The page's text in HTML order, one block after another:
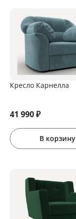
Кресло Карнелла
41 990₽
В корзину